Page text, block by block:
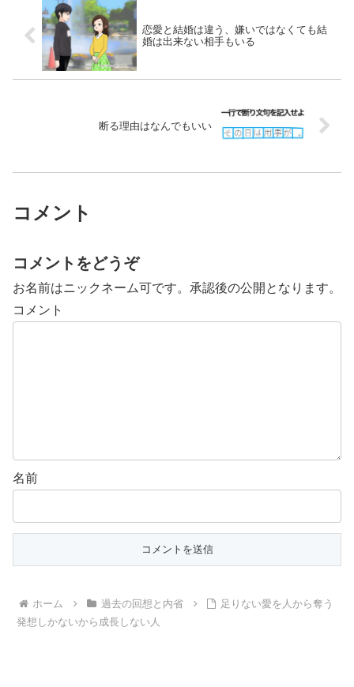
恋愛と結婚は違う、嫌いではなくても結
婚は出来ない相手もいる
断る理由はなんでもいい
コメント
コメントをどうぞ
お名前はニックネーム可です。承認後の公開となります。
コメント
名前
ホーム 過去の回想と内省
足りない愛を人から奪う
発想しかないから成長しない人